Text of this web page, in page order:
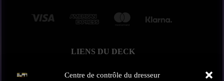
Centre de contrôle du dresseur
LIENS DU DECK